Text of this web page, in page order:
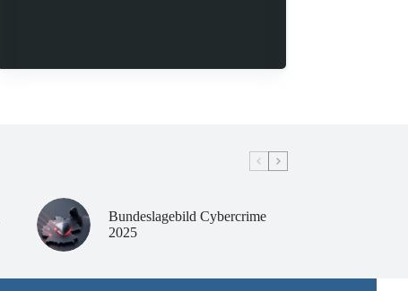
Bundeslagebild Cybercrime
2025